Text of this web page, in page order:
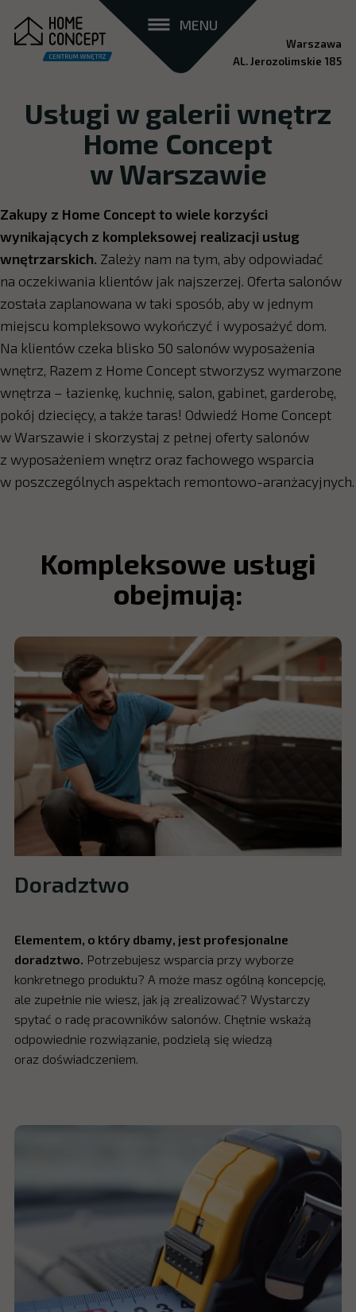
MENU
Warszawa
AL. Jerozolimskie 185
Usługi w galerii wnętrz
Home Concept
w Warszawie
Zakupy z Home Concept to wiele korzyści
wynikających z kompleksowej realizacji usług
wnętrzarskich. Zależy nam na tym, aby odpowiadać
na oczekiwania klientów jak najszerzej. Oferta salonów
została zaplanowana w taki sposób, aby w jednym
miejscu kompleksowo wykończyć i wyposażyć dom.
Na klientów czeka blisko 50 salonów wyposażenia
wnętrz, Razem z Home Concept stworzysz wymarzone
wnętrza – łazienkę, kuchnię, salon, gabinet, garderobę,
pokój dziecięcy, a także taras! Odwiedź Home Concept
w Warszawie i skorzystaj z pełnej oferty salonów
z wyposażeniem wnętrz oraz fachowego wsparcia
w poszczególnych aspektach remontowo-aranżacyjnych.
Kompleksowe usługi
obejmują:
Doradztwo
Elementem, o który dbamy, jest profesjonalne
doradztwo. Potrzebujesz wsparcia przy wyborze
konkretnego produktu? A może masz ogólną koncepcję,
ale zupełnie nie wiesz, jak ją zrealizować? Wystarczy
spytać o radę pracowników salonów. Chętnie wskażą
odpowiednie rozwiązanie, podzielą się wiedzą
oraz doświadczeniem.